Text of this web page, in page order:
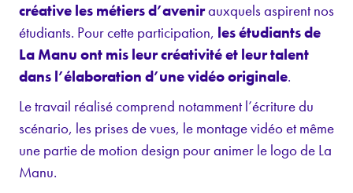
créative les métiers d’avenirauxquels aspirent nos
étudiants. Pour cette participation, les étudiants de
La Manu ont mis leur créativité et leur talent
dans l’élaboration d’une vidéo originale.
Le travail réalisé comprend notamment l’écriture du
scénario, les prises de vues, le montage vidéo et même
une partie de motion design pour animer le logo de La
Manu.